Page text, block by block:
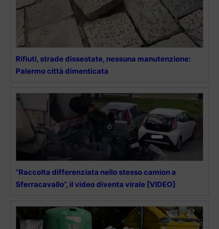
Rifiuti, strade dissestate, nessuna manutenzione:
Palermo città dimenticata
“Raccolta differenziata nello stesso camion a
Sferracavallo”, il video diventa virale [VIDEO]